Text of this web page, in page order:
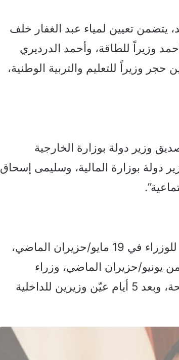
تعيين لمياء عبد الغفار خلف
وزيراً للطاقة، وأحمد الدرديري
حجر وزيراً للتعليم والتربية الوطنية،
صديق وزير دولة بوزارة الخارجية
دولة بوزارة المالية، وسليمى إسحاق
وكان مجلس السيادة السوداني قد عين إدريس رئيسا للوزراء في 19 مايو/حزيران الماضي،
يونيو/حزيران الماضي، وزراء
للزراعة والري، والتعليم العالي والبحث العلمي، والصحة، وبعد 5 أيام عيّن وزيرين للداخلية